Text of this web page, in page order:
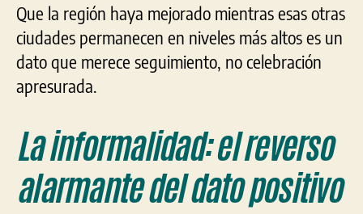
Que la región haya mejorado mientras esas otras
ciudades permanecen en niveles más altos es un
dato que merece seguimiento, no celebración
apresurada.
La informalidad: el reverso
alarmante del dato positivo